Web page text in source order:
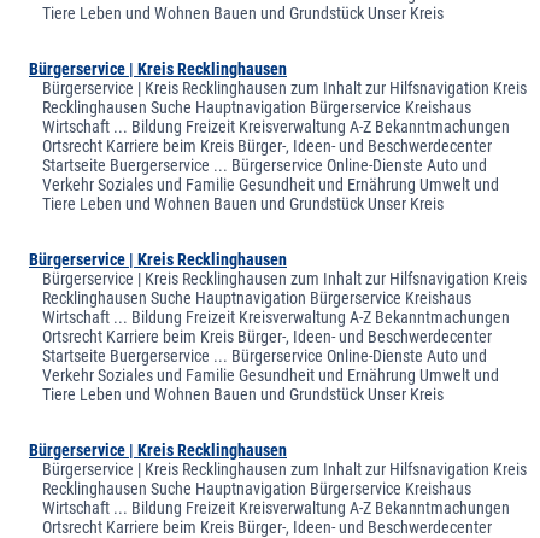
Tiere Leben und Wohnen Bauen und Grundstück Unser Kreis
Bürgerservice | Kreis Recklinghausen
Bürgerservice | Kreis Recklinghausen zum Inhalt zur Hilfsnavigation Kreis
Recklinghausen Suche Hauptnavigation Bürgerservice Kreishaus
Wirtschaft ... Bildung Freizeit Kreisverwaltung A-Z Bekanntmachungen
Ortsrecht Karriere beim Kreis Bürger-, Ideen- und Beschwerdecenter
Startseite Buergerservice ... Bürgerservice Online-Dienste Auto und
Verkehr Soziales und Familie Gesundheit und Ernährung Umwelt und
Tiere Leben und Wohnen Bauen und Grundstück Unser Kreis
Bürgerservice | Kreis Recklinghausen
Bürgerservice | Kreis Recklinghausen zum Inhalt zur Hilfsnavigation Kreis
Recklinghausen Suche Hauptnavigation Bürgerservice Kreishaus
Wirtschaft ... Bildung Freizeit Kreisverwaltung A-Z Bekanntmachungen
Ortsrecht Karriere beim Kreis Bürger-, Ideen- und Beschwerdecenter
Startseite Buergerservice ... Bürgerservice Online-Dienste Auto und
Verkehr Soziales und Familie Gesundheit und Ernährung Umwelt und
Tiere Leben und Wohnen Bauen und Grundstück Unser Kreis
Bürgerservice | Kreis Recklinghausen
Bürgerservice | Kreis Recklinghausen zum Inhalt zur Hilfsnavigation Kreis
Recklinghausen Suche Hauptnavigation Bürgerservice Kreishaus
Wirtschaft ... Bildung Freizeit Kreisverwaltung A-Z Bekanntmachungen
Ortsrecht Karriere beim Kreis Bürger-, Ideen- und Beschwerdecenter